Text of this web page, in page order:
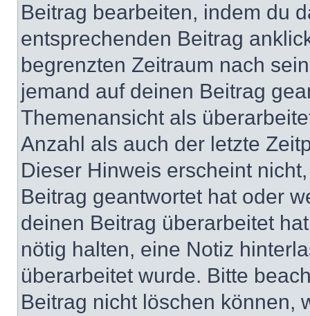
Beitrag bearbeiten, indem du
entsprechenden Beitrag
begrenzten Zeitraum nach
jemand auf deinen Beitrag
Themenansicht als
Anzahl als auch der letzte
Dieser Hinweis erscheint
Beitrag geantwortet hat oder
deinen Beitrag überarbeitet
nötig halten, eine Notiz
überarbeitet wurde. Bitte
Beitrag nicht löschen können,